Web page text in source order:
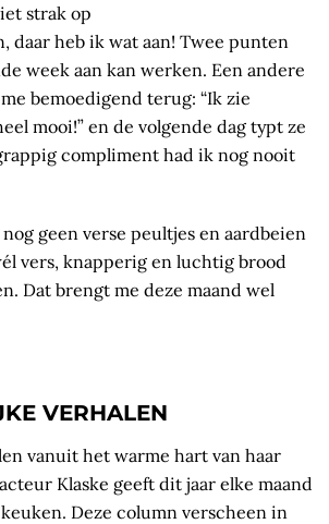
strak op
daar heb ik wat aan! Twee punten
week aan kan werken. Een andere
bemoedigend terug: “Ik zie
mooi!” en de volgende dag typt ze
grappig compliment had ik nog nooit
geen verse peultjes en aardbeien
vers, knapperig en luchtig brood
Dat brengt me deze maand wel
VERHALEN
vanuit het warme hart van haar
Klaske geeft dit jaar elke maand
Deze column verscheen in